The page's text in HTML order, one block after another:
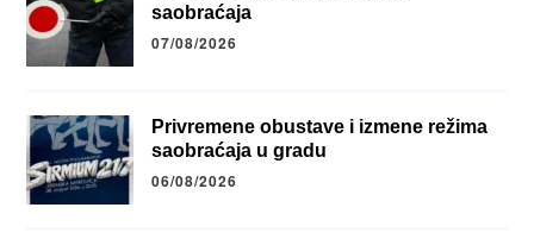
saobraćaja
07/08/2026
Privremene obustave i izmene režima
saobraćaja u gradu
06/08/2026